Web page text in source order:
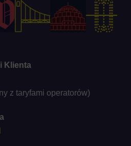
Klienta
z taryfami operatorów)